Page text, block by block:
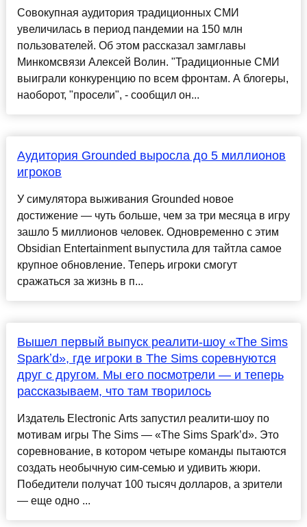
Совокупная аудитория традиционных СМИ
увеличилась в период пандемии на 150 млн
пользователей. Об этом рассказал замглавы
Минкомсвязи Алексей Волин. "Традиционные СМИ
выиграли конкуренцию по всем фронтам. А блогеры,
наоборот, "просели", - сообщил он...
Аудитория Grounded выросла до 5 миллионов
игроков
У симулятора выживания Grounded новое
достижение — чуть больше, чем за три месяца в игру
зашло 5 миллионов человек. Одновременно с этим
Obsidian Entertainment выпустила для тайтла самое
крупное обновление. Теперь игроки смогут
сражаться за жизнь в п...
Вышел первый выпуск реалити-шоу «The Sims
Sparkʼd», где игроки в The Sims соревнуются
друг с другом. Мы его посмотрели — и теперь
рассказываем, что там творилось
Издатель Electronic Arts запустил реалити-шоу по
мотивам игры The Sims — «The Sims Sparkʼd». Это
соревнование, в котором четыре команды пытаются
создать необычную сим-семью и удивить жюри.
Победители получат 100 тысяч долларов, а зрители
— еще одно ...